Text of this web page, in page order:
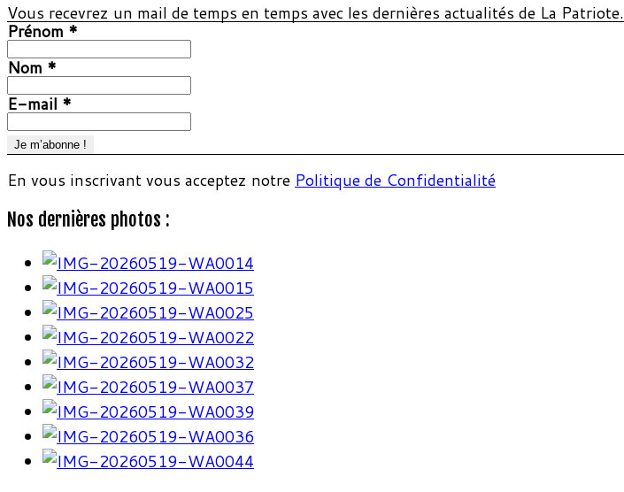
Vous recevrez un mail de temps en temps avec les dernières actualités de La Patriote.
Prénom *
Nom *
E-mail *
En vous inscrivant vous acceptez notre Politique de Confidentialité
Nos dernières photos :